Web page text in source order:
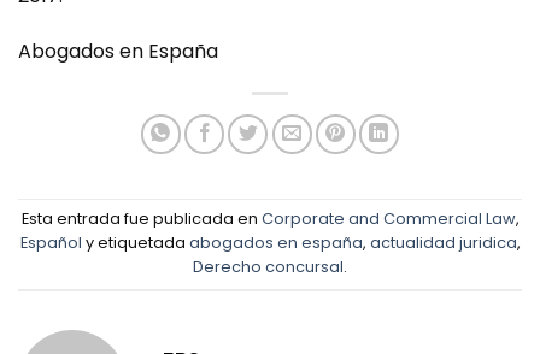
Abogados en España
Esta entrada fue publicada en Corporate and Commercial Law,
Español y etiquetada abogados en españa, actualidad juridica,
Derecho concursal.